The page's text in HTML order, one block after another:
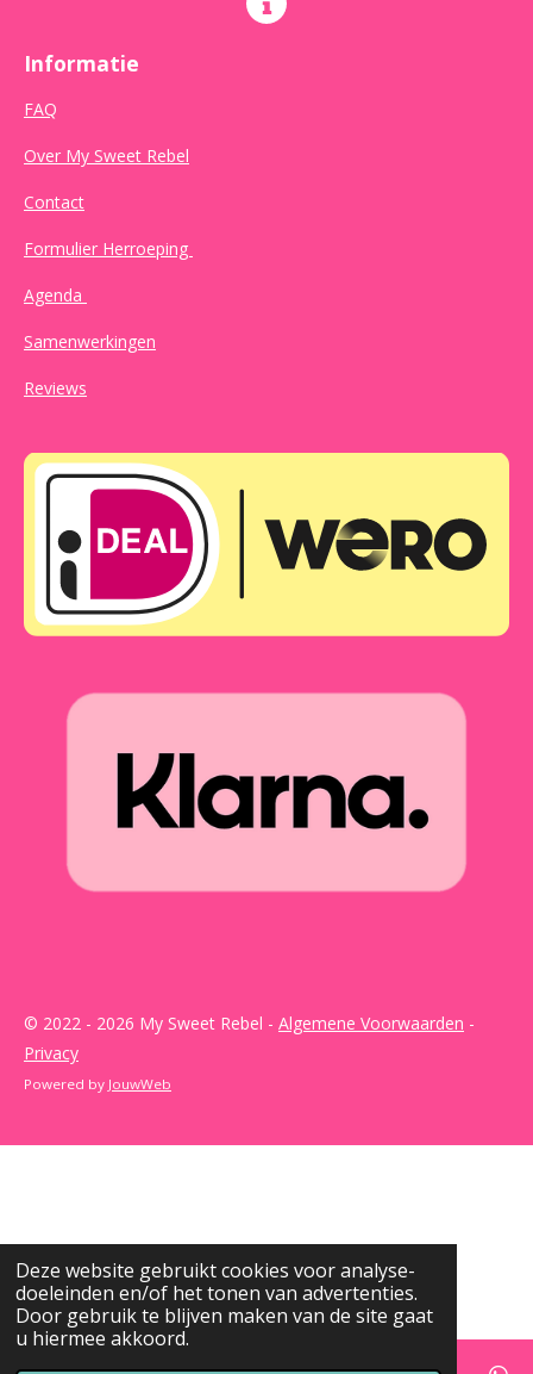
Deze website gebruikt cookies voor analyse-
doeleinden en/of het tonen van advertenties.
Door gebruik te blijven maken van de site gaat
u hiermee akkoord.
Informatie
FAQ
Over My Sweet Rebel
Contact
Formulier Herroeping
Agenda
Samenwerkingen
Reviews
© 2022 - 2026 My Sweet Rebel - Algemene Voorwaarden -
Privacy
Powered by JouwWeb